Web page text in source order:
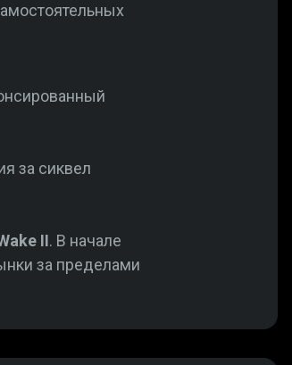
за сиквел
II. В начале
за пределами